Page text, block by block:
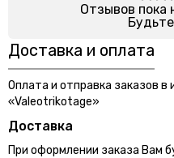
Отзывов пока
Доставка и оплата
Оплата и отправка заказов в
«Valeotrikotage»
Доставка
При оформлении заказа Вам